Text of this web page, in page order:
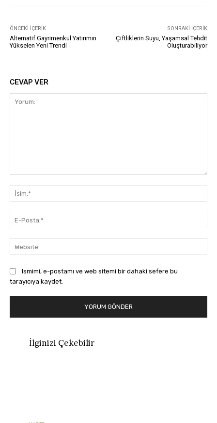
ÖNCEKI İÇERIK
Alternatif Gayrimenkul Yatırımın
Yükselen Yeni Trendi
SONRAKI İÇERIK
Çiftliklerin Suyu, Yaşamsal Tehdit
Oluşturabiliyor
CEVAP VER
Ismimi, e-postamı ve web sitemi bir dahaki sefere bu
tarayıcıya kaydet.
İlginizi Çekebilir